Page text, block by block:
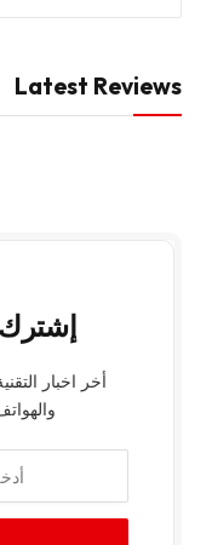
Latest Reviews
أخر اخبار